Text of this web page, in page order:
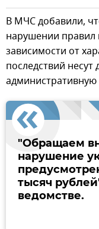
В МЧС добавили,
нарушении правил
зависимости от
последствий
административную
"Обращаем
нарушение
тысяч
ведомстве.